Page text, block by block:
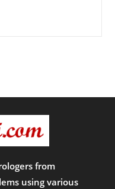
from
using various